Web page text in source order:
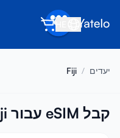
אודות
יעדים /
Fiji
קבל eSIM עבור Fiji